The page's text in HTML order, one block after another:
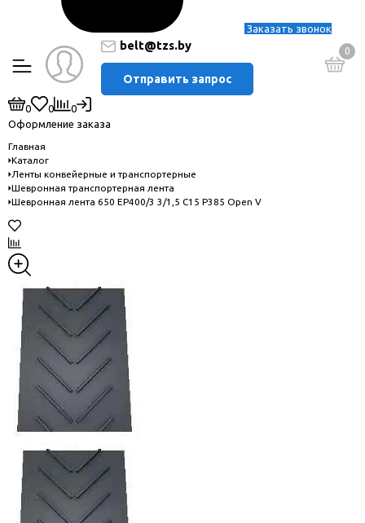
Заказать звонок
belt@tzs.by
Отправить запрос
0
0 0
0
Оформление заказа
Главная
Каталог
Ленты конвейерные и транспортерные
Шевронная транспортерная лента
Шевронная лента 650 EP400/3 3/1,5 C15 P385 Open V